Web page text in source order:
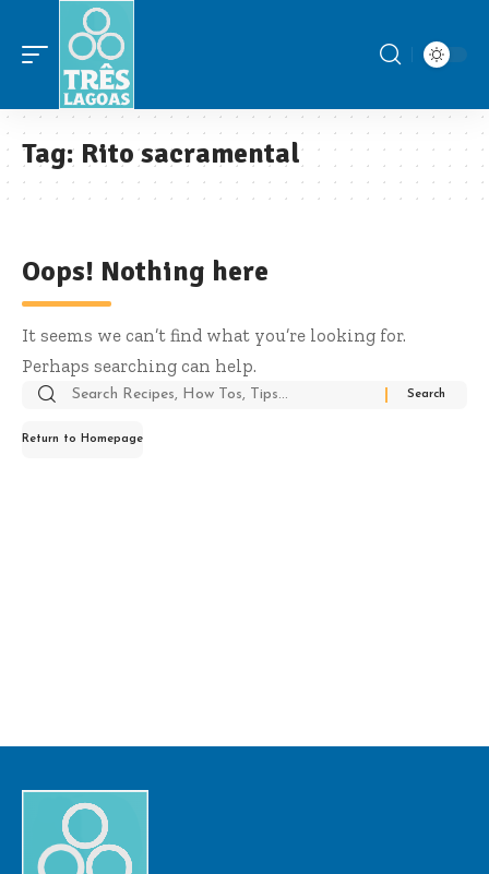
Tag: Rito sacramental
Oops! Nothing here
It seems we can’t find what you’re looking for.
Perhaps searching can help.
Search
Return to Homepage